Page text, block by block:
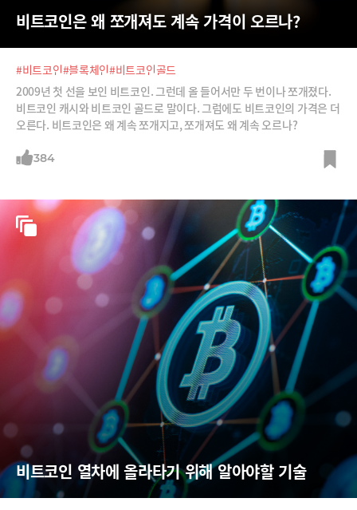
비트코인은 왜 쪼개져도 계속 가격이 오르나?
#비트코인#블록체인#비트코인골드
2009년 첫 선을 보인 비트코인. 그런데 올 들어서만 두 번이나 쪼개졌다.
비트코인 캐시와 비트코인 골드로 말이다. 그럼에도 비트코인의 가격은 더
오른다. 비트코인은 왜 계속 쪼개지고, 쪼개져도 왜 계속 오르나?
384
비트코인 열차에 올라타기 위해 알아야할 기술